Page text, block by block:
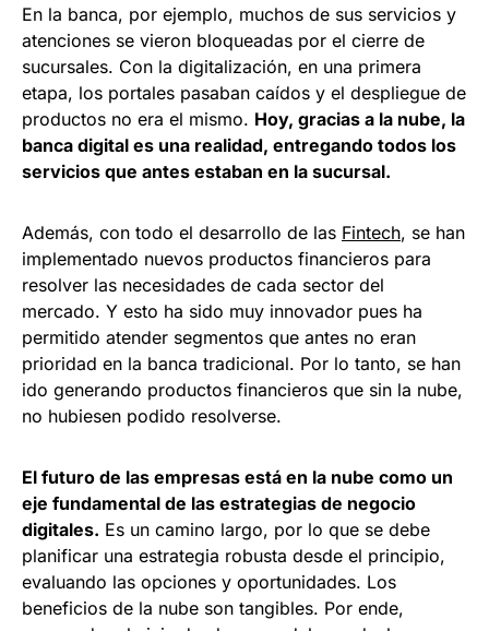
En la banca, por ejemplo, muchos de sus servicios y
atenciones se vieron bloqueadas por el cierre de
sucursales. Con la digitalización, en una primera
etapa, los portales pasaban caídos y el despliegue de
productos no era el mismo. Hoy, gracias a la nube, la
banca digital es una realidad, entregando todos los
servicios que antes estaban en la sucursal.
Además, con todo el desarrollo de las Fintech, se han
implementado nuevos productos financieros para
resolver las necesidades de cada sector del
mercado. Y esto ha sido muy innovador pues ha
permitido atender segmentos que antes no eran
prioridad en la banca tradicional. Por lo tanto, se han
ido generando productos financieros que sin la nube,
no hubiesen podido resolverse.
El futuro de las empresas está en la nube como un
eje fundamental de las estrategias de negocio
digitales. Es un camino largo, por lo que se debe
planificar una estrategia robusta desde el principio,
evaluando las opciones y oportunidades. Los
beneficios de la nube son tangibles. Por ende,